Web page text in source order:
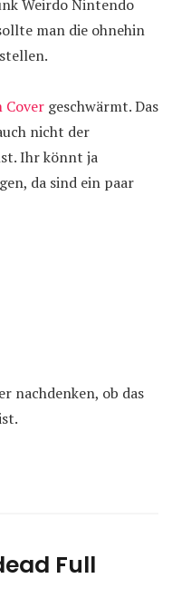
Weirdo Nintendo
man die ohnehin
Cover geschwärmt. Das
nicht der
Ihr könnt ja
da sind ein paar
nachdenken, ob das
Full